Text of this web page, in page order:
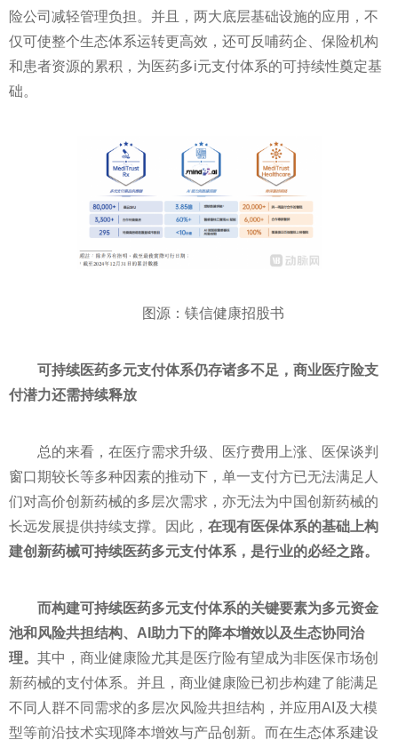
险公司减轻管理负担。并且，两大底层基础设施的应用，不
仅可使整个生态体系运转更高效，还可反哺药企、保险机构
和患者资源的累积，为医药多i元支付体系的可持续性奠定基
础。
图源：镁信健康招股书
可持续医药多元支付体系仍存诸多不足，商业医疗险支
付潜力还需持续释放
总的来看，在医疗需求升级、医疗费用上涨、医保谈判
窗口期较长等多种因素的推动下，单一支付方已无法满足人
们对高价创新药械的多层次需求，亦无法为中国创新药械的
长远发展提供持续支撑。因此， 在现有医保体系的基础上构
建创新药械可持续医药多元支付体系，是行业的必经之路。
而构建可持续医药多元支付体系的关键要素为多元资金
池和风险共担结构、AI助力下的降本增效以及生态协同治
理。 其中，商业健康险尤其是医疗险有望成为非医保市场创
新药械的支付体系。并且，商业健康险已初步构建了能满足
不同人群不同需求的多层次风险共担结构，并应用AI及大模
型等前沿技术实现降本增效与产品创新。而在生态体系建设